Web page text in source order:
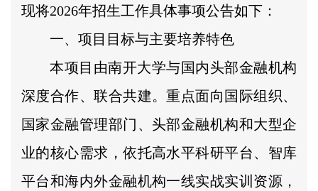
现将2026年招生工作具体事项公告如下：
一、项目目标与主要培养特色
本项目由南开大学与国内头部金融机构
深度合作、联合共建。重点面向国际组织、
国家金融管理部门、头部金融机构和大型企
业的核心需求，依托高水平科研平台、智库
平台和海内外金融机构一线实战实训资源，